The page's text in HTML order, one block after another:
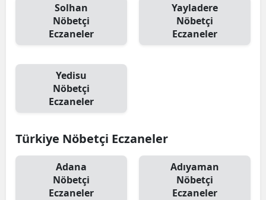
Solhan
Nöbetçi
Eczaneler
Yayladere
Nöbetçi
Eczaneler
Yedisu
Nöbetçi
Eczaneler
Türkiye Nöbetçi Eczaneler
Adana
Nöbetçi
Eczaneler
Adıyaman
Nöbetçi
Eczaneler